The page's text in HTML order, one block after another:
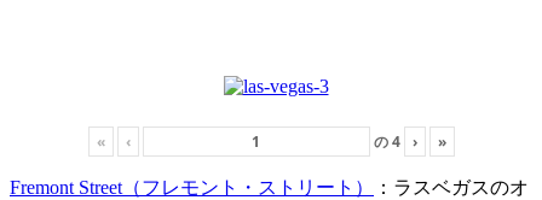
« ‹ の4 › »
Fremont Street（フレモント・ストリート）
：ラスベガスのオ